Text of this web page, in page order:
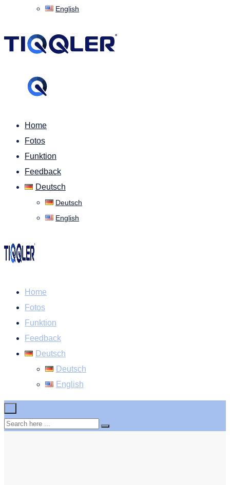
English
Home
Fotos
Funktion
Feedback
Deutsch
Deutsch
English
Home
Fotos
Funktion
Feedback
Deutsch
Deutsch
English